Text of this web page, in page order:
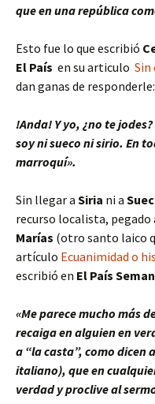
que en una república
Esto fue lo que escribió
El País en su articulo Sin
dan ganas de responderle:
!Anda! Y yo, ¿no te
soy ni sueco ni sirio. En
marroquí».
Sin llegar a Siria ni a
recurso localista,
Marías (otro santo laico
artículo Ecuanimidad o
escribió en El País
«Me parece mucho más
recaiga en alguien en
a “la casta”, como dicen
italiano), que en
verdad y proclive al